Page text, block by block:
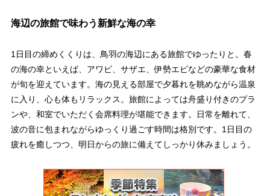
海辺の旅館で味わう新鮮な海の幸
1日目の締めくくりは、鳥羽の海辺にある旅館でゆったりと。春
の海の幸といえば、アワビ、サザエ、伊勢エビなどの豪華な食材
が旬を迎えています。海の見える部屋で夕暮れを眺めながら温泉
に入り、心も体もリラックス。旅館によっては舟盛り付きのプラ
ンや、和室でいただく会席料理が堪能できます。日常を離れて、
波の音に包まれながらゆっくり過ごす時間は格別です。1日目の
疲れを癒しつつ、明日からの旅に備えてしっかり休みましょう。